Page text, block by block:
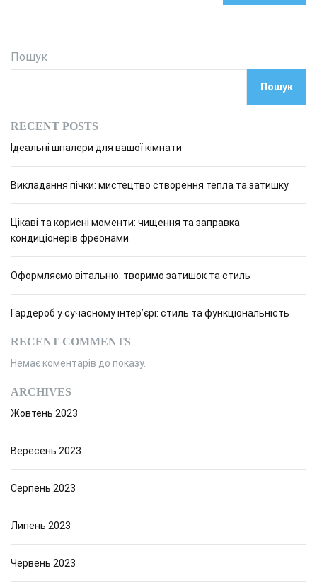
Пошук
Пошук
RECENT POSTS
Ідеальні шпалери для вашої кімнати
Викладання пічки: мистецтво створення тепла та затишку
Цікаві та корисні моменти: чищення та заправка
кондиціонерів фреонами
Оформляємо вітальню: творимо затишок та стиль
Гардероб у сучасному інтер’єрі: стиль та функціональність
RECENT COMMENTS
Немає коментарів до показу.
ARCHIVES
Жовтень 2023
Вересень 2023
Серпень 2023
Липень 2023
Червень 2023